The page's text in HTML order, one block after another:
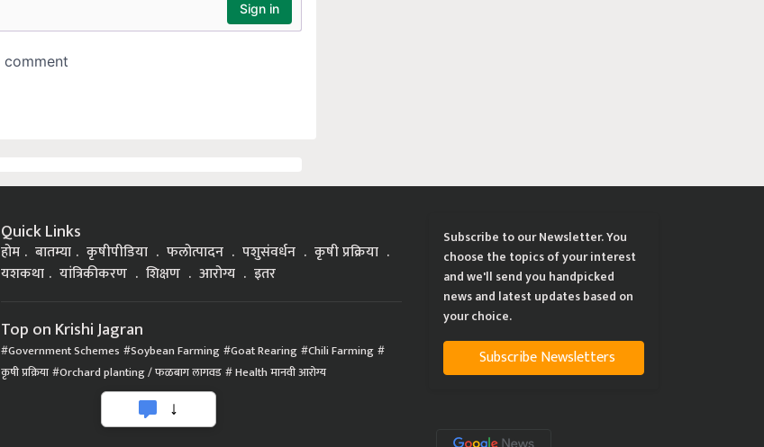
Quick Links
होम बातम्या कृषीपीडिया फलोत्पादन पशुसंवर्धन
कृषी प्रक्रिया
यशकथा
यांत्रिकीकरण शिक्षण आरोग्य इतर
Top on Krishi Jagran
Government Schemes Soybean Farming Goat Rearing
Chili Farming
कृषी प्रक्रिया
Orchard planting / फळबाग लागवड Health मानवी आरोग्य
Subscribe to our Newsletter. You
choose the topics of your interest
and we'll send you handpicked
news and latest updates based on
your choice.
Subscribe Newsletters